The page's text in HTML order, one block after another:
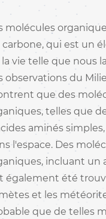
-
- हिंदी
-
PT
-
- CHINOIS
- 简体中文
- CHINOIS
- 繁體中
molécules
qui est un
vie telle que nous
observations du
que des
telles que
aminés
l'espace. Des
incluant un
également été
et les
que de telles